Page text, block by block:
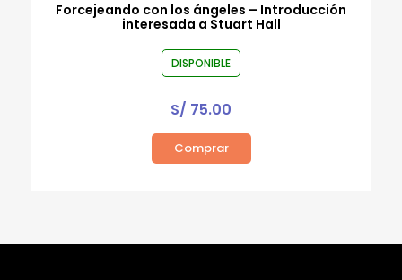
Forcejeando con los ángeles – Introducción
interesada a Stuart Hall
DISPONIBLE
S/ 75.00
Comprar